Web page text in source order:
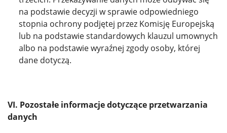
na podstawie decyzji w sprawie odpowiedniego
stopnia ochrony podjętej przez Komisję Europejską
lub na podstawie standardowych klauzul umownych
albo na podstawie wyraźnej zgody osoby, której
dane dotyczą.
VI. Pozostałe informacje dotyczące przetwarzania
danych